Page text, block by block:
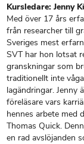
Kursledare: Jenny
Med över 17 års
från researcher till
Sveriges mest
SVT har hon lotsat
granskningar som
traditionellt inte
lagändringar. Jenny
föreläsare vars
hennes arbete med
Thomas Quick.
en rad avslöjanden